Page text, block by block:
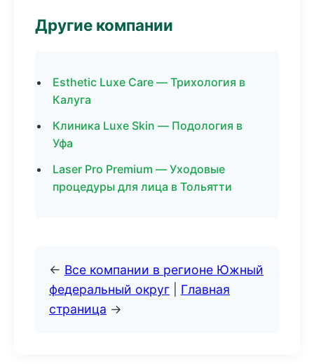
Другие компании
Esthetic Luxe Care — Трихология в
Калуга
Клиника Luxe Skin — Подология в
Уфа
Laser Pro Premium — Уходовые
процедуры для лица в Тольятти
← Все компании в регионе Южный
федеральный округ
Главная
страница →